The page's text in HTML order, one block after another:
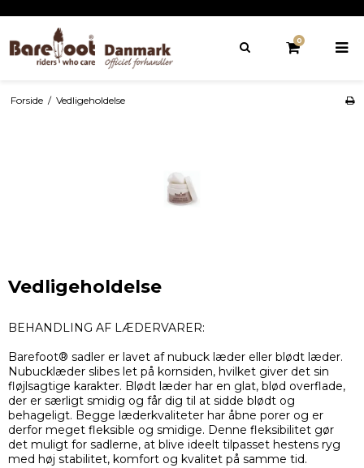
0
Forside / Vedligeholdelse
Vedligeholdelse
BEHANDLING AF LÆDERVARER:
Barefoot® sadler er lavet af nubuck læder eller blødt læder.
Nubucklæder slibes let på kornsiden, hvilket giver det sin
fløjlsagtige karakter. Blødt læder har en glat, blød overflade,
der er særligt smidig og får dig til at sidde blødt og
behageligt. Begge læderkvaliteter har åbne porer og er
derfor meget fleksible og smidige. Denne fleksibilitet gør
det muligt for sadlerne, at blive ideelt tilpasset hestens ryg
med høj stabilitet, komfort og kvalitet på samme tid.